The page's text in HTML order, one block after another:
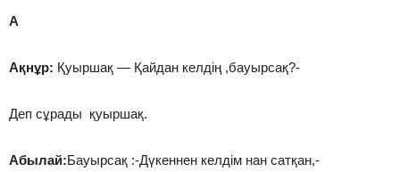
А
Ақнұр: Қуыршақ — Қайдан келдің ,бауырсақ?-
Деп сұрады қуыршақ.
Абылай:Бауырсақ :-Дүкеннен келдім нан сатқан,-